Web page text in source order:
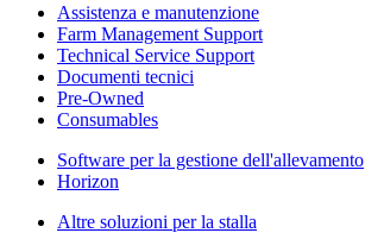
Assistenza e manutenzione
Farm Management Support
Technical Service Support
Documenti tecnici
Pre-Owned
Consumables
Software per la gestione dell'allevamento
Horizon
Altre soluzioni per la stalla